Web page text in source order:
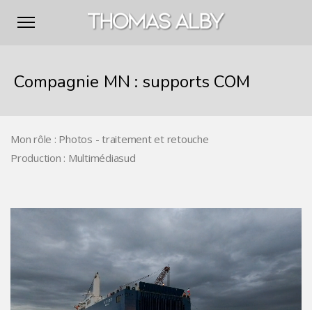
Compagnie MN : supports COM
Mon rôle : Photos - traitement et retouche
Production : Multimédiasud